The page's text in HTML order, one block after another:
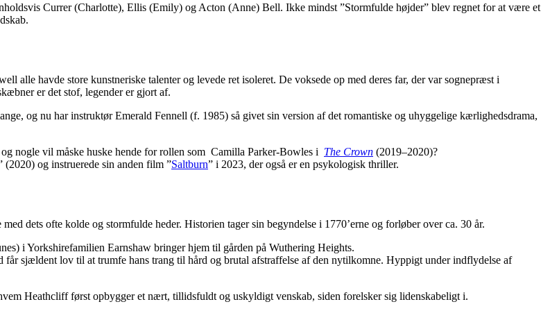
Currer (Charlotte), Ellis (Emily) og Acton (Anne) Bell. Ikke mindst ”Stormfulde højder” blev regnet for at være et
alle havde store kunstneriske talenter og levede ret isoleret. De voksede op med deres far, der var sognepræst i
er det stof, legender er gjort af.
og nu har instruktør Emerald Fennell (f. 1985) så givet sin version af det romantiske og uhyggelige kærlighedsdrama,
nogle vil måske huske hende for rollen som Camilla Parker-Bowles i The Crown (2019–2020)?
(2020) og instruerede sin anden film ”Saltburn” i 2023, der også er en psykologisk thriller.
dets ofte kolde og stormfulde heder. Historien tager sin begyndelse i 1770’erne og forløber over ca. 30 år.
i Yorkshirefamilien Earnshaw bringer hjem til gården på Wuthering Heights.
får sjældent lov til at trumfe hans trang til hård og brutal afstraffelse af den nytilkomne. Hyppigt under indflydelse af
Heathcliff først opbygger et nært, tillidsfuldt og uskyldigt venskab, siden forelsker sig lidenskabeligt i.